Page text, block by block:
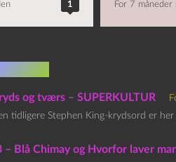
1 For 7 måneder
og tværs – SUPERKULTUR
tidligere Stephen King-krydsord er
– Blå Chimay og Hvorfor laver